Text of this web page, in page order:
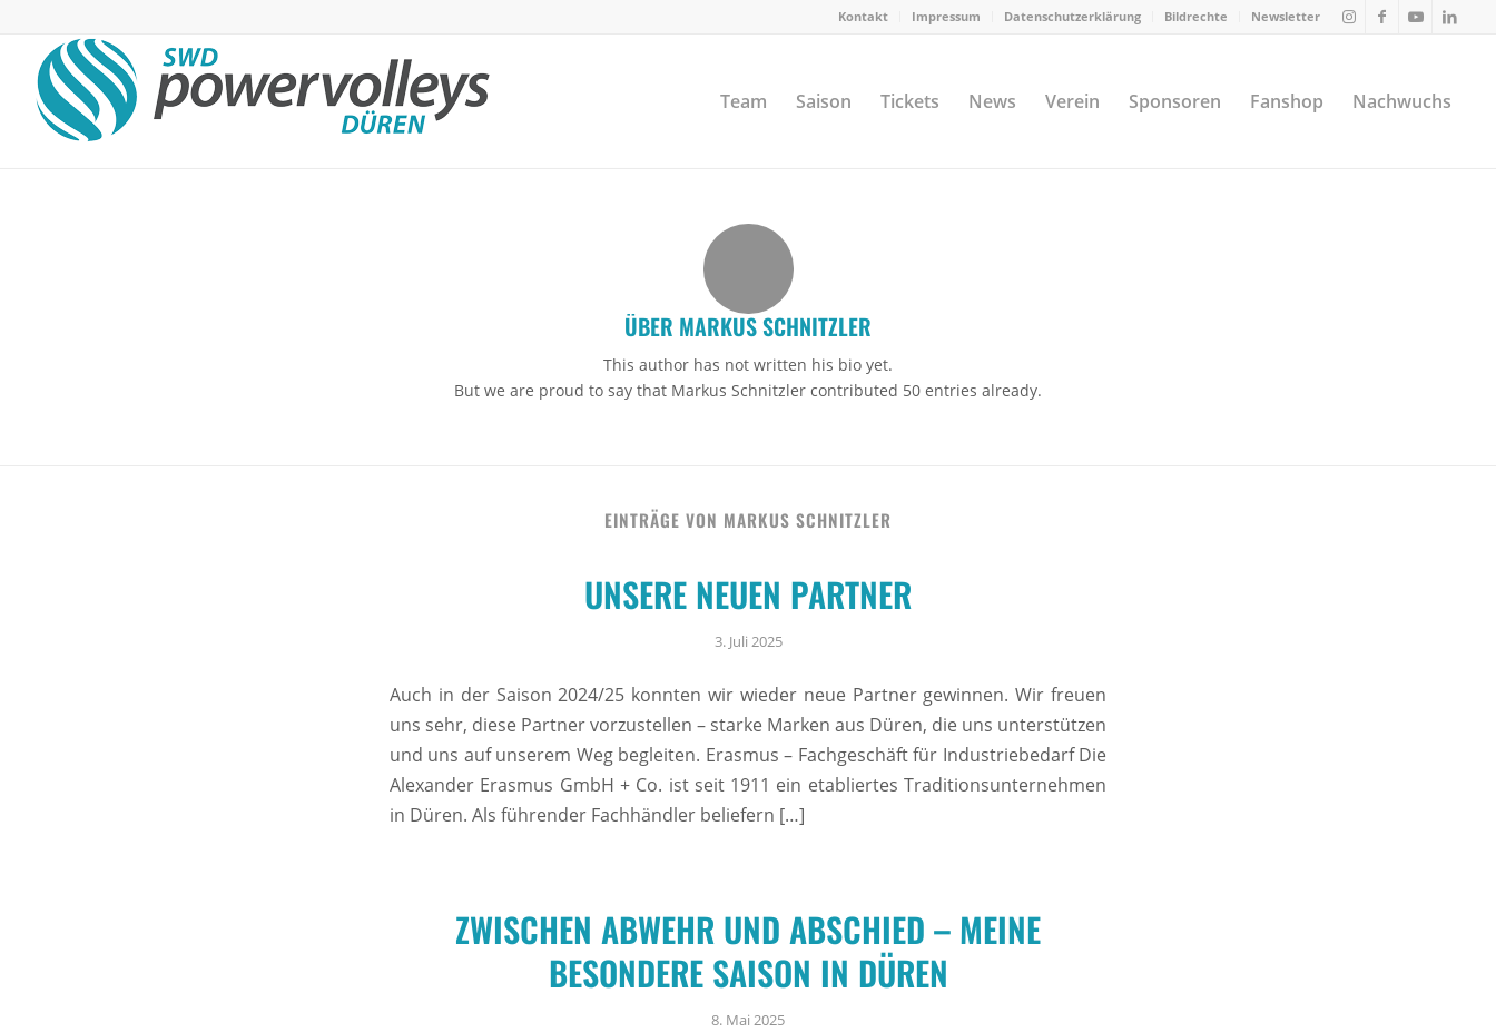
Kontakt Impressum Datenschutzerklärung Bildrechte Newsletter
Team Saison Tickets News Verein Sponsoren Fanshop Nachwuchs
ÜBER MARKUS SCHNITZLER
This author has not written his bio yet.
But we are proud to say that Markus Schnitzler contributed 50 entries already.
EINTRÄGE VON MARKUS SCHNITZLER
UNSERE NEUEN PARTNER
3. Juli 2025
Auch in der Saison 2024/25 konnten wir wieder neue Partner gewinnen. Wir freuen
uns sehr, diese Partner vorzustellen – starke Marken aus Düren, die uns unterstützen
und uns auf unserem Weg begleiten. Erasmus – Fachgeschäft für Industriebedarf Die
Alexander Erasmus GmbH + Co. ist seit 1911 ein etabliertes Traditionsunternehmen
in Düren. Als führender Fachhändler beliefern […]
ZWISCHEN ABWEHR UND ABSCHIED – MEINE
BESONDERE SAISON IN DÜREN
8. Mai 2025